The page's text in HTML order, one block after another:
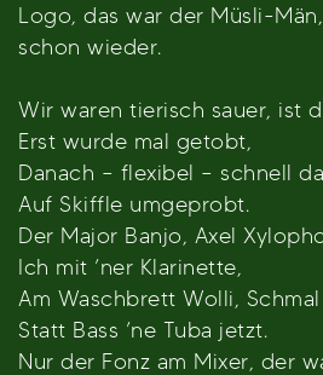
Logo, das war der Müsli-
schon wieder.
Wir waren tierisch sauer, ist
Erst wurde mal getobt,
Danach – flexibel – schnell
Auf Skiffle umgeprobt.
Der Major Banjo, Axel
Ich mit ’ner Klarinette,
Am Waschbrett Wolli,
Statt Bass ’ne Tuba jetzt.
Nur der Fonz am Mixer, der